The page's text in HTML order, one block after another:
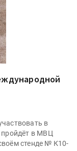
в
в МВЦ
стенде № К10-